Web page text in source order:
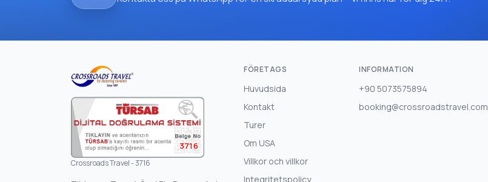
3716
Crossroads Travel - 3716
FÖRETAGS
Huvudsida
Kontakt
Turer
Om USA
Villkor och villkor
Integritetspolicy
INFORMATION
+90 5073575894
booking@crossroadstravel.com